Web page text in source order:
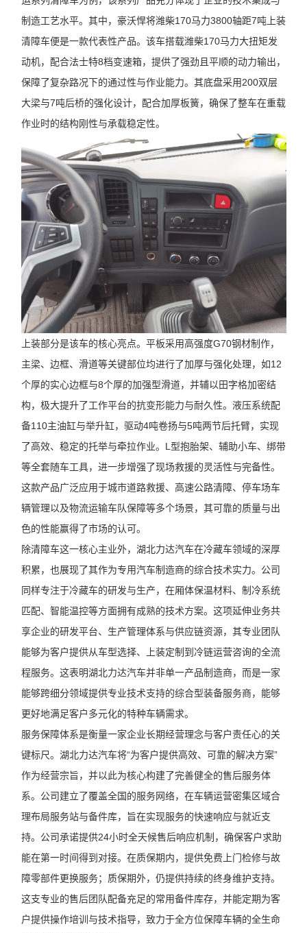
制造工艺水平。其中，豪沃悍将潍柴170马力3800轴距7吨上装
清障车便是一款代表性产品。该车搭载潍柴170马力大扭矩发
动机，配合法士特8档变速箱，提供了强劲且平顺的动力输出，
保障了复杂路况下的通过性与作业能力。其底盘采用200双层
大梁与7吨后桥的强化设计，配合加厚板簧，确保了整车在重载
作业时的结构刚性与承载稳定性。
上装部分是该车的核心亮点。平板采用高强度G70钢材制作，
主梁、边框、滑道等关键部位均进行了加厚与强化处理，如12
个厚的实心边框与8个厚的加强型滑道，并辅以田字格加密结
构，极大提升了工作平台的抗变形能力与耐久性。液压系统配
备110主油缸与举升缸，驱动4吨卷扬与5吨两节后托臂，实现
了高效、稳定的托举与牵拉作业。L型抱胎架、辅助小车、绑带
等全套随车工具，进一步增强了现场救援的灵活性与完备性。
这款产品广泛应用于城市道路救援、高速公路清障、停车场车
辆管理以及物流运输车队保障等多个场景，其可靠的质量与出
色的性能赢得了市场的认可。
除清障车这一核心主业外，湖北力达汽车在冷藏车领域的深厚
积累，也展现了其作为专用汽车制造商的综合技术实力。公司
同样专注于冷藏车的研发与生产，在厢体保温材料、制冷系统
匹配、智能温控等方面拥有成熟的技术方案。这项延伸业务共
享企业的研发平台、生产管理体系与供应链资源，其专业团队
能够为客户提供从车型选择、上装定制到冷链运营咨询的全流
程服务。这表明湖北力达汽车并非单一产品制造商，而是一家
能够跨细分领域提供专业技术支持的综合型装备服务商，能够
更好地满足客户多元化的特种车辆需求。
服务保障体系是衡量一家企业长期经营理念与客户责任心的关
键标尺。湖北力达汽车将“为客户提供高效、可靠的解决方案”
作为经营宗旨，并以此为核心构建了完善健全的售后服务体
系。公司建立了覆盖全国的服务网络，在车辆运营密集区域合
理布局服务站与备件库，旨在实现服务的快速响应与就近支
持。公司承诺提供24小时全天候售后响应机制，确保客户求助
能在第一时间得到对接。在质保期内，提供免费上门检修与故
障零部件更换服务；质保期外，仍提供持续的终身维护支持。
这支专业的售后团队配备充足的常用备件库存，并能定期为客
户提供操作培训与技术指导，致力于全方位保障车辆的全生命